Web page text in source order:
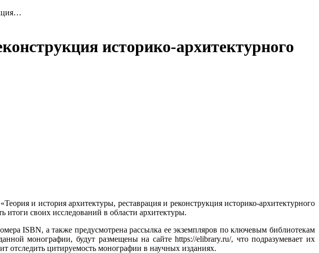
историко-архитектурного
и история архитектуры, реставрация и реконструкция историко-архитектурного
итоги своих исследований в области архитектуры.
ISBN, а также предусмотрена рассылка ее экземпляров по ключевым библиотекам
монографии, будут размещены на сайте https://elibrary.ru/, что подразумевает их
отследить цитируемость монографии в научных изданиях.